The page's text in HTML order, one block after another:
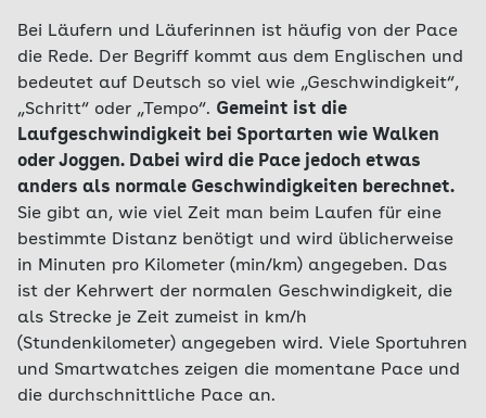
Bei Läufern und Läuferinnen ist häufig von der Pace
die Rede. Der Begriff kommt aus dem Englischen und
bedeutet auf Deutsch so viel wie „Geschwindigkeit“,
„Schritt“ oder „Tempo“. Gemeint ist die
Laufgeschwindigkeit bei Sportarten wie Walken
oder Joggen. Dabei wird die Pace jedoch etwas
anders als normale Geschwindigkeiten berechnet.
Sie gibt an, wie viel Zeit man beim Laufen für eine
bestimmte Distanz benötigt und wird üblicherweise
in Minuten pro Kilometer (min/km) angegeben. Das
ist der Kehrwert der normalen Geschwindigkeit, die
als Strecke je Zeit zumeist in km/h
(Stundenkilometer) angegeben wird. Viele Sportuhren
und Smartwatches zeigen die momentane Pace und
die durchschnittliche Pace an.